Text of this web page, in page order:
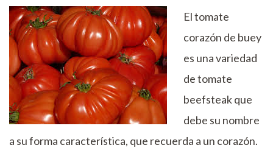
El tomate
corazón de buey
es una variedad
de tomate
beefsteak que
debe su nombre
a su forma característica, que recuerda a un corazón.